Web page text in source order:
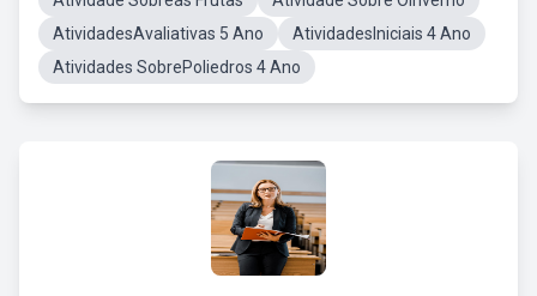
AtividadesAvaliativas 5 Ano
AtividadesIniciais 4 Ano
Atividades SobrePoliedros 4 Ano